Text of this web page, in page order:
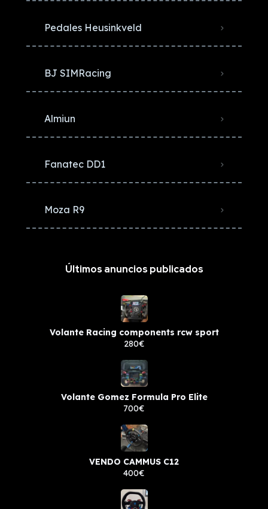
Pedales Heusinkveld
BJ SIMRacing
Almiun
Fanatec DD1
Moza R9
Últimos anuncios publicados
Volante Racing components rcw sport
280€
Volante Gomez Formula Pro Elite
700€
VENDO CAMMUS C12
400€